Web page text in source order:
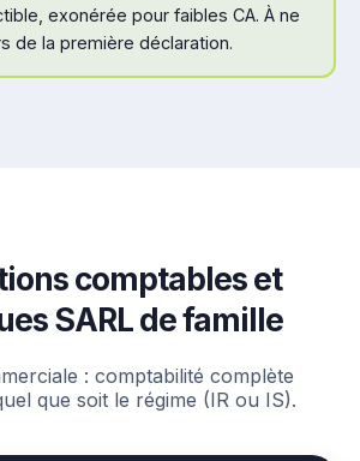
exonérée pour faibles CA. À ne
de la première déclaration.
comptables et
SARL de famille
: comptabilité complète
que soit le régime (IR ou IS).